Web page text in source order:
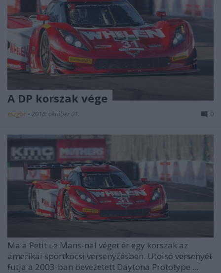
A DP korszak vége
eszgbr • 2016. október 01. 0
Ma a Petit Le Mans-nal véget ér egy korszak az
amerikai sportkocsi versenyzésben. Utolsó versenyét
futja a 2003-ban bevezetett Daytona Prototype ...